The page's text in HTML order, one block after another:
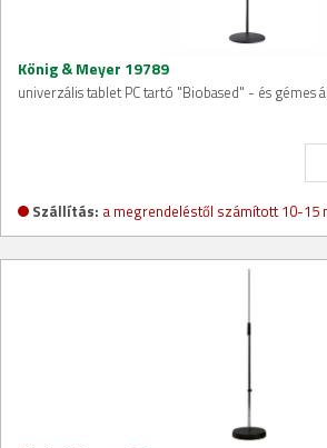
König & Meyer 19789
univerzális tablet PC tartó "Biobased" - és gémes
Szállítás: a megrendeléstől számított 10-15